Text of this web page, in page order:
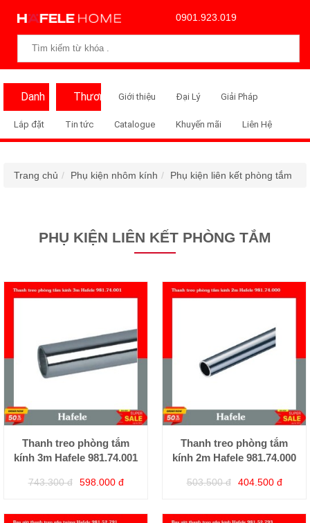
0901.923.019
Danh
Mục
Thương
Hiệu
Giới thiệu Đại Lý Giải Pháp
Lắp đặt Tin tức Catalogue Khuyến mãi Liên Hệ
Trang chủ Phụ kiện nhôm kính Phụ kiện liên kết phòng tắm
PHỤ KIỆN LIÊN KẾT PHÒNG TẮM
Thanh treo phòng tắm
kính 3m Hafele 981.74.001
743.300 đ 598.000 đ
Thanh treo phòng tắm
kính 2m Hafele 981.74.000
503.500 đ 404.500 đ